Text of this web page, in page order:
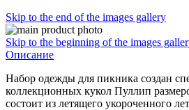
Skip to the end of the images gallery
Skip to the beginning of the images
Описание
Набор одежды для пикника создан
коллекционных кукол Пуллип
состоит из летящего укороченного